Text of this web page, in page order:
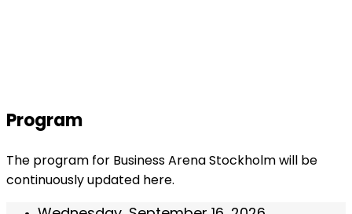
Program
The program for Business Arena Stockholm will be
continuously updated here.